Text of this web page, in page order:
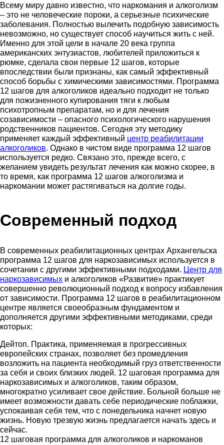
Всему миру давно известно, что наркомания и алкоголизм
– это не человеческие пороки, а серьезные психические
заболевания. Полностью вылечить подобную зависимость
невозможно, но существует способ научиться жить с ней.
Именно для этой цели в начале 20 века группа
американских энтузиастов, любителей приложиться к
рюмке, сделала свои первые 12 шагов, которые
впоследствии были признаны, как самый эффективный
способ борьбы с химическими зависимостями. Программа
12 шагов для алкоголиков идеально подходит не только
для пожизненного купирования тяги к любым
психотропным препаратам, но и для лечения
созависимости – опасного психологического нарушения
родственников пациентов. Сегодня эту методику
применяет каждый эффективный центр реабилитации
алкоголиков. Однако в чистом виде программа 12 шагов
используется редко. Связано это, прежде всего, с
желанием увидеть результат лечения как можно скорее, в
то время, как программа 12 шагов алкоголизма и
наркомании может растягиваться на долгие годы.
Современный подход
В современных реабилитационных центрах Архангельска
программа 12 шагов для наркозависимых используется в
сочетании с другими эффективными подходами. Центр для
наркозависимых и алкоголиков «Развитие» практикует
совершенно революционный подход к вопросу избавления
от зависимости. Программа 12 шагов в реабилитационном
центре является своеобразным фундаментом и
дополняется другими эффективными методиками, среди
которых:
Дейтоп. Практика, применяемая в прогрессивных
европейских странах, позволяет без промедления
возложить на пациента необходимый груз ответственности
за себя и своих близких людей. 12 шаговая программа для
наркозависимых и алкоголиков, таким образом,
многократно усиливает свое действие. Больной больше не
имеет возможности давать себе периодические поблажки,
успокаивая себя тем, что с понедельника начнет новую
жизнь. Новую трезвую жизнь предлагается начать здесь и
сейчас.
12 шаговая программа для алкоголиков и наркоманов